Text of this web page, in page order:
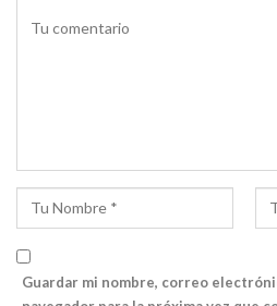
Guardar mi nombre, correo